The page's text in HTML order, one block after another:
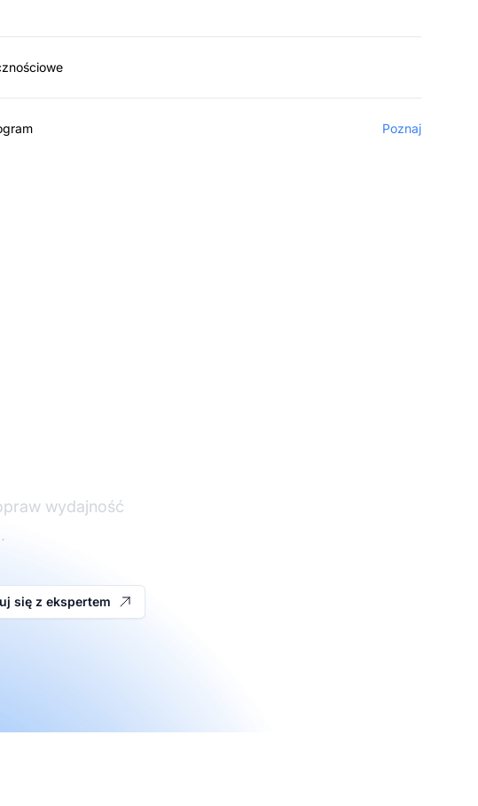
Poznaj
wydajność
się z ekspertem